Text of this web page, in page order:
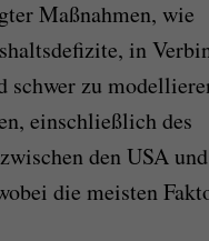
Maßnahmen, wie
in
schwer zu
einschließlich des
den USA
die meisten